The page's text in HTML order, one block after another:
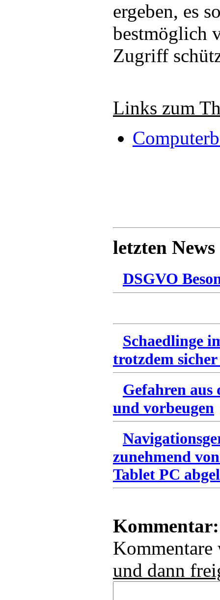
ergeben, es
bestmöglich
Zugriff
Links zum
letzten News
DSGVO
Schaedlinge
trotzdem
Gefahren
und vorbeugen
zunehmend
Tablet PC
Kommentar:
und dann